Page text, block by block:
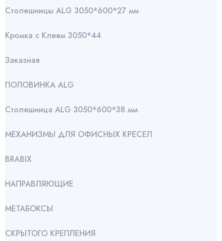
Столешницы ALG 3050*600*27 мм
Кромка с Клеем 3050*44
Заказная
ПОЛОВИНКА ALG
Столешница ALG 3050*600*38 мм
МЕХАНИЗМЫ ДЛЯ ОФИСНЫХ КРЕСЕЛ
BRABIX
НАПРАВЛЯЮЩИЕ
МЕТАБОКСЫ
СКРЫТОГО КРЕПЛЕНИЯ